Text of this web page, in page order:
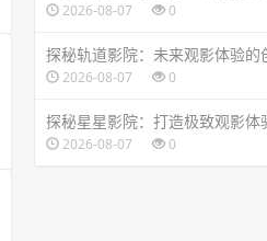
2026-08-07 0
探秘轨道影院：未来观影体验的
2026-08-07 0
探秘星星影院：打造极致观影体
2026-08-07 0